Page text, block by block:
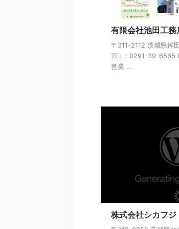
有限会社池田工務
〒311-2112 茨城県鉾
TEL：0291-39-6565
営業 ...
株式会社シカフジ